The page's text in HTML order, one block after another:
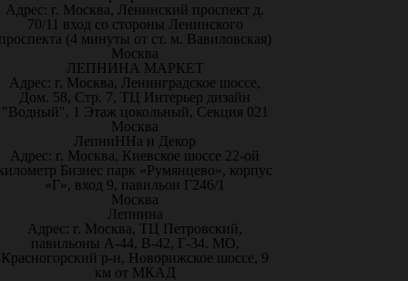
Адрес: г. Москва, Ленинский проспект д.
70/11 вход со стороны Ленинского
(4 минуты от ст. м. Вавиловская)
Москва
ЛЕПНИНА МАРКЕТ
Адрес: г. Москва, Ленинградское шоссе,
Дом. 58, Стр. 7, ТЦ Интерьер дизайн
"Водный", 1 Этаж цокольный, Секция 021
Москва
ЛепниННа и Декор
Адрес: г. Москва, Киевское шоссе 22-ой
Бизнес парк «Румянцево», корпус
«Г», вход 9, павильон Г246/1
Москва
Лепнина
Адрес: г. Москва, ТЦ Петровский,
павильоны А-44, В-42, Г-34. МО,
Красногорский р-н, Новорижское шоссе, 9
км от МКАД